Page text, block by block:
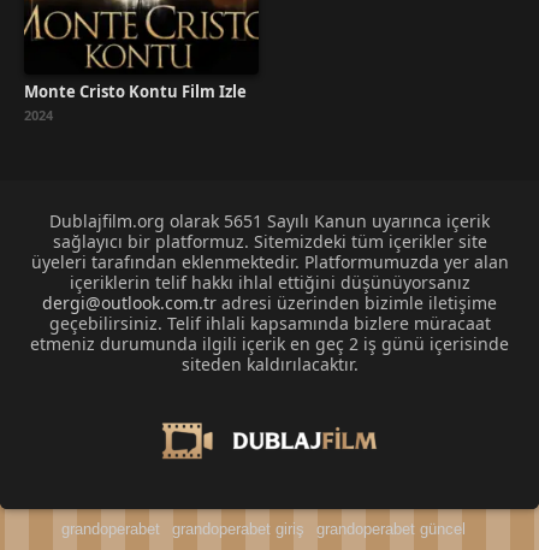
Monte Cristo Kontu Film İzle
2024
Dublajfilm.org olarak 5651 Sayılı Kanun uyarınca içerik
sağlayıcı bir platformuz. Sitemizdeki tüm içerikler site
üyeleri tarafından eklenmektedir. Platformumuzda yer alan
içeriklerin telif hakkı ihlal ettiğini düşünüyorsanız
dergi@outlook.com.tr adresi üzerinden bizimle iletişime
geçebilirsiniz. Telif ihlali kapsamında bizlere müracaat
etmeniz durumunda ilgili içerik en geç 2 iş günü içerisinde
siteden kaldırılacaktır.
grandoperabet grandoperabet giriş grandoperabet güncel